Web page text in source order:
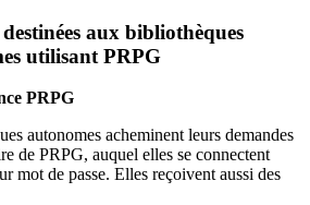
aux bibliothèques
utilisant PRPG
PRPG
autonomes acheminent leurs demandes
de PRPG, auquel elles se connectent
mot de passe. Elles reçoivent aussi des